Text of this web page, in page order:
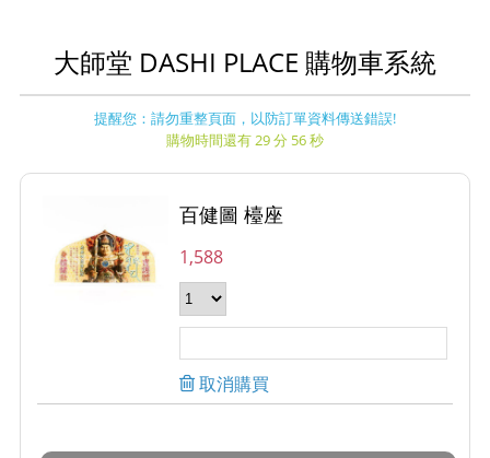
大師堂 DASHI PLACE 購物車系統
提醒您：請勿重整頁面，以防訂單資料傳送錯誤!
購物時間還有 29 分 56 秒
百健圖 檯座
1,588
取消購買